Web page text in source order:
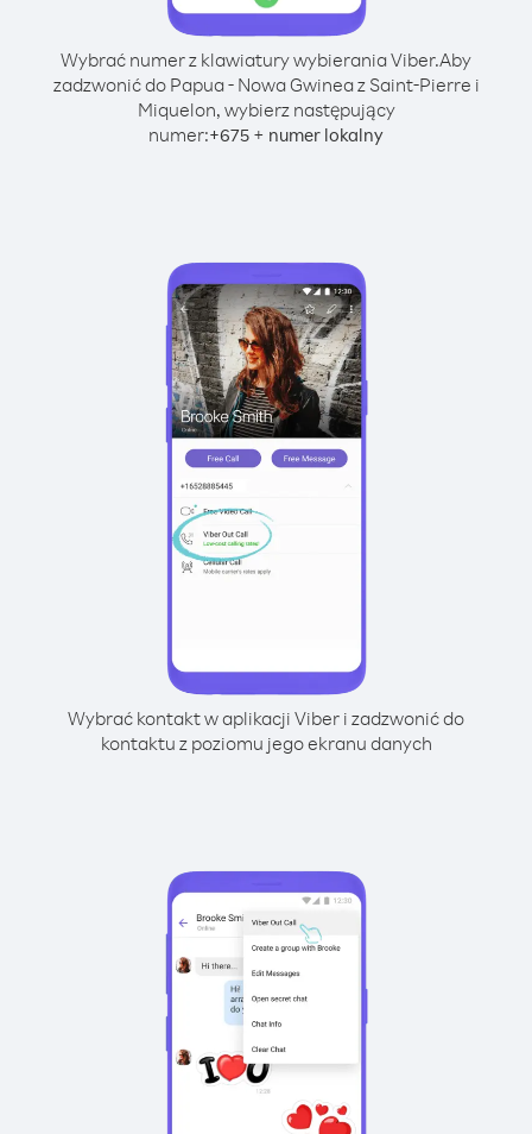
Wybrać numer z klawiatury wybierania Viber.Aby
zadzwonić do Papua - Nowa Gwinea z Saint-Pierre i
Miquelon, wybierz następujący
numer:+675 + numer lokalny
Wybrać kontakt w aplikacji Viber i zadzwonić do
kontaktu z poziomu jego ekranu danych